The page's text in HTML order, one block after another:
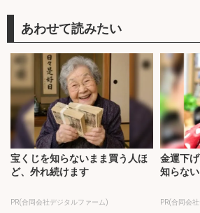
宝くじを知らないまま買う人ほ
ど、外れ続けます
PR(合同会社デジタルファーム)
金運下
知らな
PR(合同会